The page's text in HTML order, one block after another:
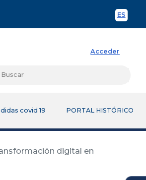
ES
Acceder
covid 19 PORTAL HISTÓRICO
digital en